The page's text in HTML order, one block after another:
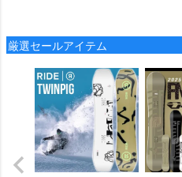
厳選セールアイテム